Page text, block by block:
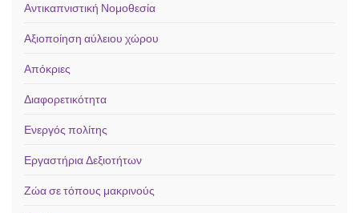
Αντικαπνιστική Νομοθεσία
Αξιοποίηση αύλειου χώρου
Απόκριες
Διαφορετικότητα
Ενεργός πολίτης
Εργαστήρια Δεξιοτήτων
Ζώα σε τόπους μακρινούς